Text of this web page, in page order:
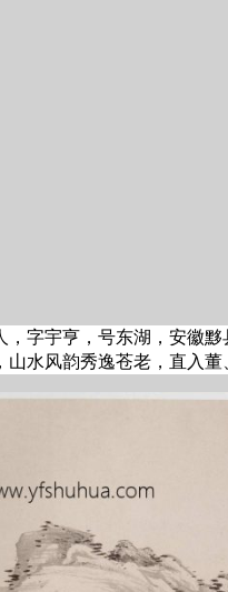
，字宇亨，号东湖，安徽
水风韵秀逸苍老，直入